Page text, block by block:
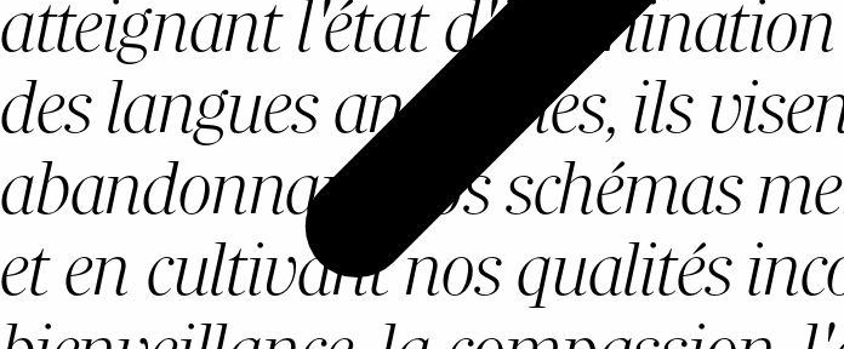
atteignant l'état d'illumination
des langues anciennes, ils
abandonnant nos schémas
et en cultivant nos qualités